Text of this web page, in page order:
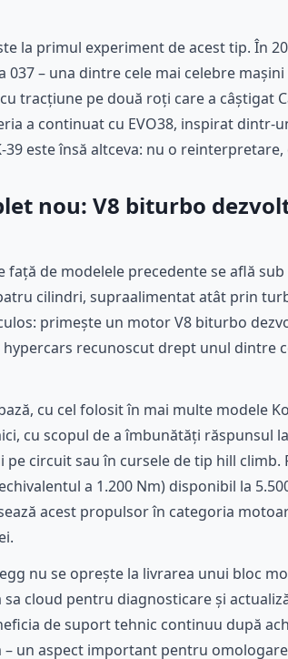
la primul experiment de acest tip. În
037 – una dintre cele mai celebre
tracțiune pe două roți care a câștigat
a continuat cu EVO38, inspirat dintr-
este însă altceva: nu o
nou: V8 biturbo
față de modelele precedente se află
cilindri, supraalimentat atât prin
primește un motor V8 biturbo
recunoscut drept unul dintre
cu cel folosit în mai multe modele
cu scopul de a îmbunătăți răspunsul
circuit sau în cursele de tip hill climb.
a 1.200 Nm) disponibil la
acest propulsor în categoria
nu se oprește la livrarea unui bloc
cloud pentru diagnosticare și
de suport tehnic continuu după
un aspect important pentru